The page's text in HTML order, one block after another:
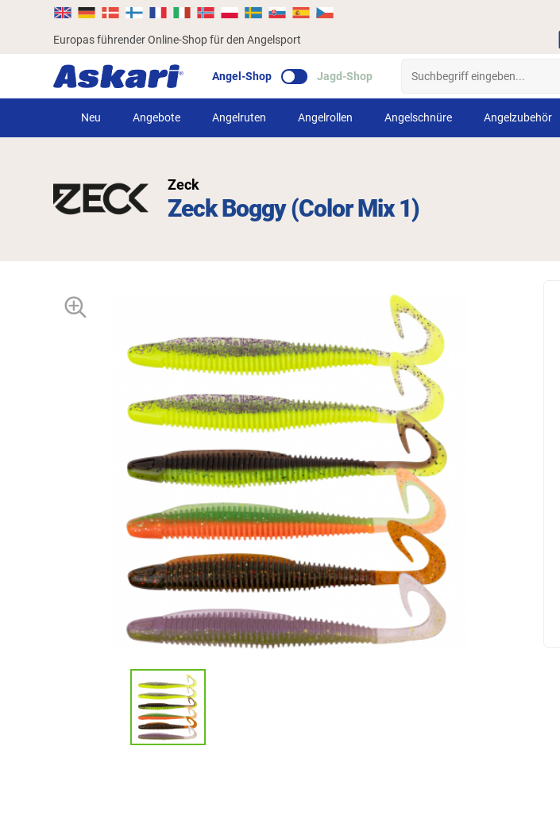
Europas führender Online-Shop für den Angelsport
Angel-Shop Jagd-Shop
Neu Angebote Angelruten Angelrollen Angelschnüre Angelzubehör
Zeck Boggy (Color Mix 1)
Zeck